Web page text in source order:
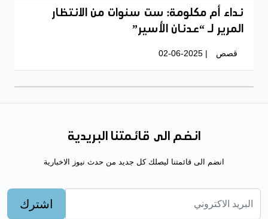
نداء أم مكلومة: ست سنوات من الانتظار
المرير لـ “عدنان الأسير”
قصص | 02-06-2025
انضم الى قائمتنا البريدية
انضم الى قائمتنا ليصلك كل جديد من حدث نيوز الاخبارية
اشترك